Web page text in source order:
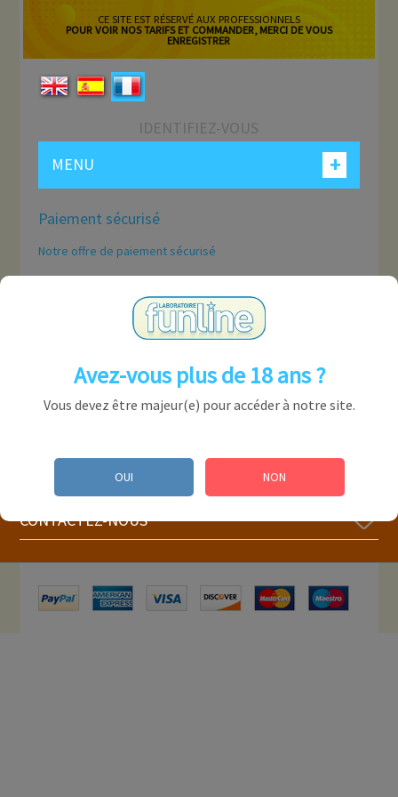
Avez-vous plus de 18 ans ?
Vous devez être majeur(e) pour accéder à notre site.
OUI NON
CE SITE EST RÉSERVÉ AUX PROFESSIONNELS
POUR VOIR NOS TARIFS ET COMMANDER, MERCI DE VOUS
ENREGISTRER
IDENTIFIEZ-VOUS
+
MENU
Paiement sécurisé
Notre offre de paiement sécurisé
Utilisation de Visa/Mastercard/Paypal
INFORMATION
CONTACTEZ-NOUS